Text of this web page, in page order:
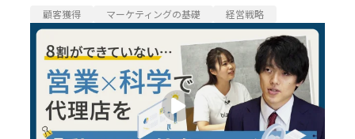
顧客獲得 マーケティングの基礎 経営戦略